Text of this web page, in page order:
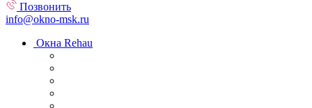
Позвонить
info@okno-msk.ru
Окна Rehau